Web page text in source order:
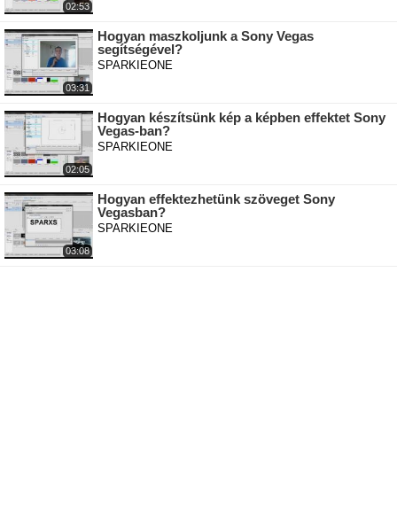
02:53
03:31
Hogyan maszkoljunk a Sony Vegas
segítségével?
SPARKIEONE
02:05
Hogyan készítsünk kép a képben effektet Sony
Vegas-ban?
SPARKIEONE
03:08
Hogyan effektezhetünk szöveget Sony
Vegasban?
SPARKIEONE